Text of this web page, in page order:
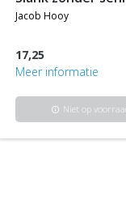
jacob hooy
17,25
Meer informatie
info Niet op